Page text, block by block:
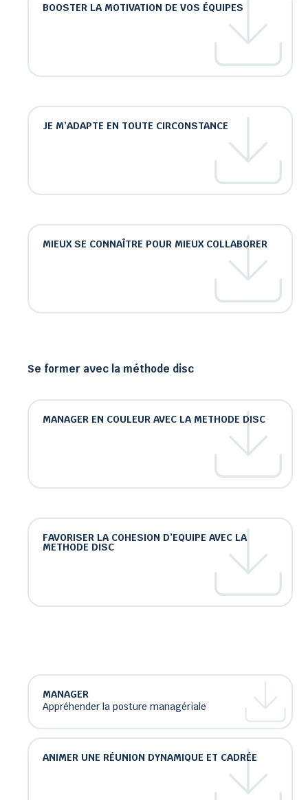
BOOSTER LA MOTIVATION DE VOS ÉQUIPES
JE M’ADAPTE EN TOUTE CIRCONSTANCE
MIEUX SE CONNAÎTRE POUR MIEUX COLLABORER
Se former avec la méthode disc
MANAGER EN COULEUR AVEC LA METHODE DISC
FAVORISER LA COHESION D’EQUIPE AVEC LA
METHODE DISC
MANAGER
Appréhender la posture managériale
ANIMER UNE RÉUNION DYNAMIQUE ET CADRÉE